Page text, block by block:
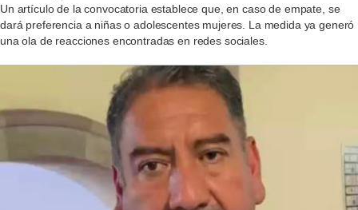
Un artículo de la convocatoria establece que, en caso de empate, se
dará preferencia a niñas o adolescentes mujeres. La medida ya generó
una ola de reacciones encontradas en redes sociales.